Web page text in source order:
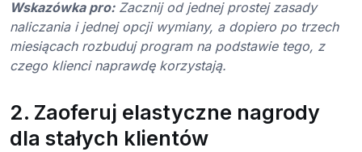
Wskazówka pro: Zacznij od jednej prostej zasady
naliczania i jednej opcji wymiany, a dopiero po trzech
miesiącach rozbuduj program na podstawie tego, z
czego klienci naprawdę korzystają.
2. Zaoferuj elastyczne nagrody
dla stałych klientów